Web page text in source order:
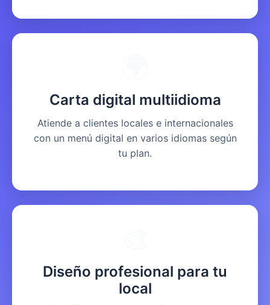
Carta digital multiidioma
Atiende a clientes locales e internacionales
con un menú digital en varios idiomas según
tu plan.
Diseño profesional para tu
local